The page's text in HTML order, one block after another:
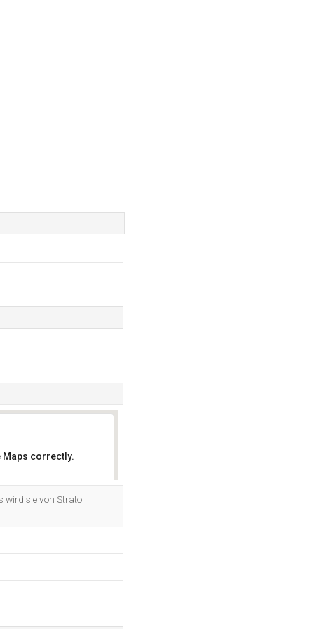
Maps correctly.
wird sie von Strato